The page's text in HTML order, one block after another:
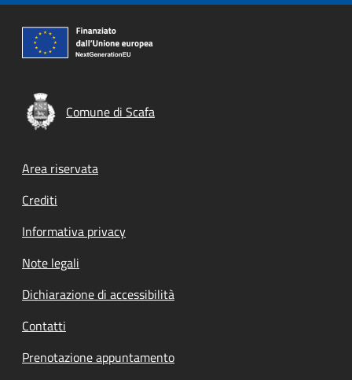
Comune di Scafa
Footer menu
Area riservata
Crediti
Informativa privacy
Note legali
Dichiarazione di accessibilità
Contatti
Prenotazione appuntamento